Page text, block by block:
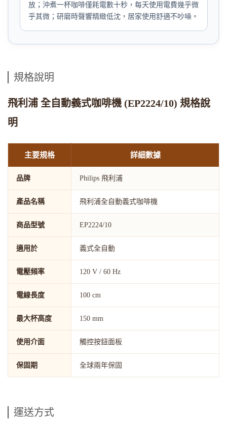
放；沖煮一杯咖啡僅耗電數十秒，每天使用電費幾乎微
乎其微；研磨時聲響精緻低沈，居家使用舒適不吵噪。
規格說明
飛利浦 全自動義式咖啡機 (EP2224/10) 規格說
明
主要規格 詳細數據
品牌 Philips 飛利浦
產品名稱 飛利浦全自動義式咖啡機
商品型號 EP2224/10
適用於 義式全自動
電壓頻率 120 V / 60 Hz
電線長度 100 cm
最大杯高度 150 mm
使用介面 觸控按鈕面板
保固期 全球兩年保固
運送方式